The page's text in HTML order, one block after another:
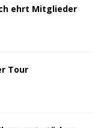
ehrt Mitglieder
Tour